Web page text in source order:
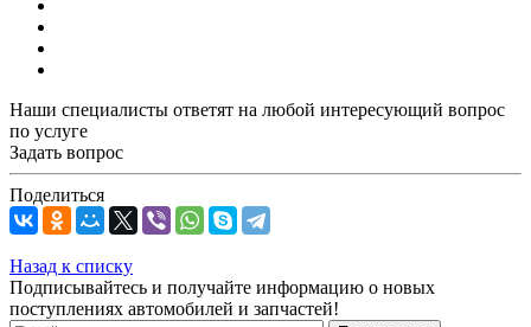
Наши специалисты ответят на любой интересующий вопрос
по услуге
Задать вопрос
Поделиться
Назад к списку
Подписывайтесь и получайте информацию о новых
поступлениях автомобилей и запчастей!